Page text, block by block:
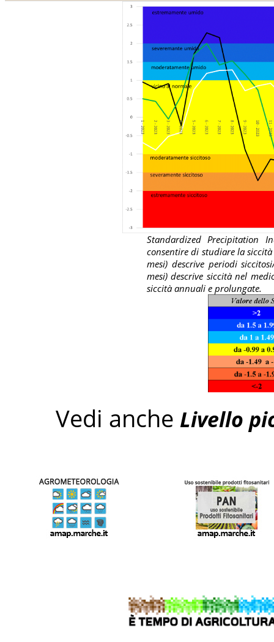
Standardized Precipitation
consentire di studiare la
mesi) descrive periodi
mesi) descrive siccità nel
siccità annuali e prolungate.
Vedi anche Livello